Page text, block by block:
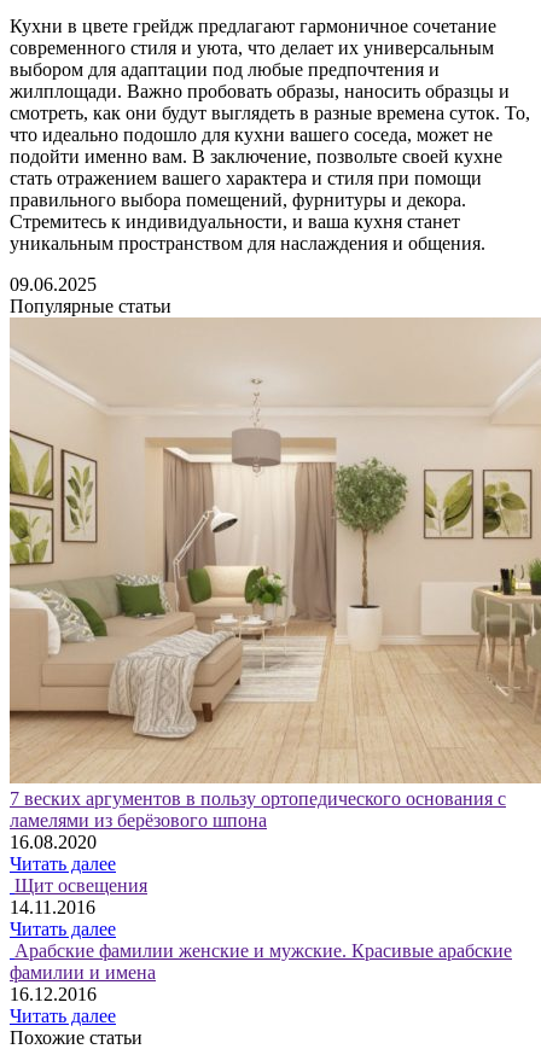
Кухни в цвете грейдж предлагают гармоничное сочетание
современного стиля и уюта, что делает их универсальным
выбором для адаптации под любые предпочтения и
жилплощади. Важно пробовать образы, наносить образцы и
смотреть, как они будут выглядеть в разные времена суток. То,
что идеально подошло для кухни вашего соседа, может не
подойти именно вам. В заключение, позвольте своей кухне
стать отражением вашего характера и стиля при помощи
правильного выбора помещений, фурнитуры и декора.
Стремитесь к индивидуальности, и ваша кухня станет
уникальным пространством для наслаждения и общения.
09.06.2025
Популярные статьи
7 веских аргументов в пользу ортопедического основания с
ламелями из берёзового шпона
16.08.2020
Читать далее
Щит освещения
14.11.2016
Читать далее
Арабские фамилии женские и мужские. Красивые арабские
фамилии и имена
16.12.2016
Читать далее
Похожие статьи